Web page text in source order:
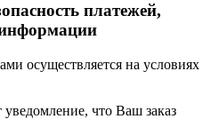
платежей,
осуществляется на условиях
что Ваш заказ